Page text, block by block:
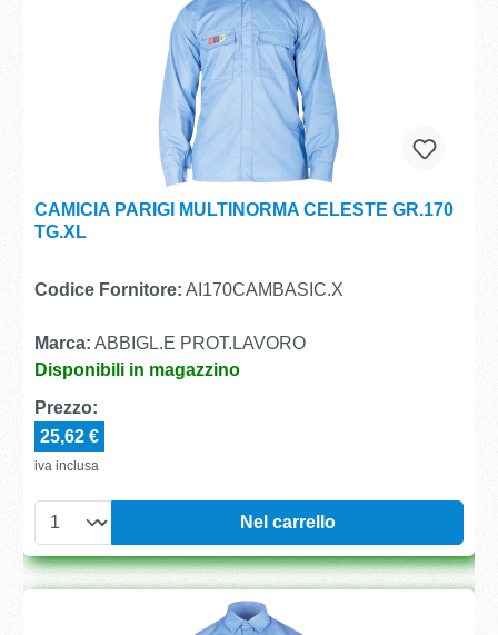
CAMICIA PARIGI MULTINORMA CELESTE GR.170
TG.XL
Codice Fornitore: AI170CAMBASIC.X
Marca: ABBIGL.E PROT.LAVORO
Disponibili in magazzino
Prezzo:
25,62 €
iva inclusa
Nel carrello